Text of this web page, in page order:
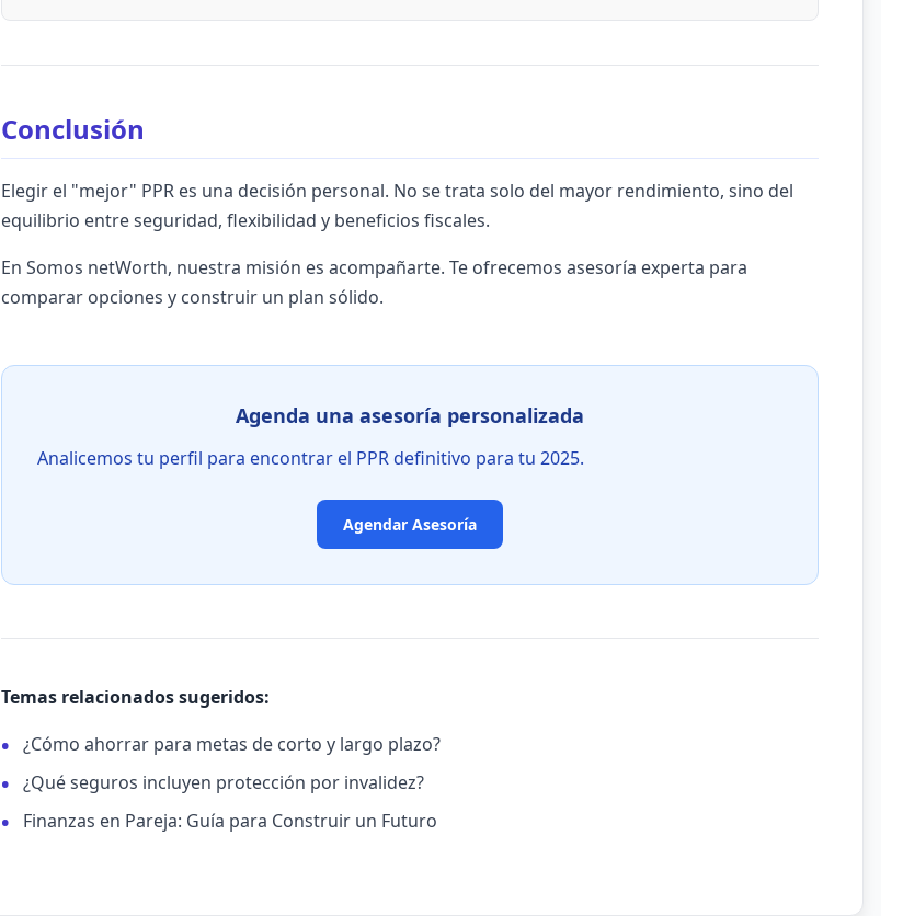
Conclusión
Elegir el "mejor" PPR es una decisión personal. No se trata solo del mayor rendimiento, sino del
equilibrio entre seguridad, flexibilidad y beneficios fiscales.
En Somos netWorth, nuestra misión es acompañarte. Te ofrecemos asesoría experta para
comparar opciones y construir un plan sólido.
Agenda una asesoría personalizada
Analicemos tu perfil para encontrar el PPR definitivo para tu 2025.
Agendar Asesoría
Temas relacionados sugeridos:
¿Cómo ahorrar para metas de corto y largo plazo?
¿Qué seguros incluyen protección por invalidez?
Finanzas en Pareja: Guía para Construir un Futuro